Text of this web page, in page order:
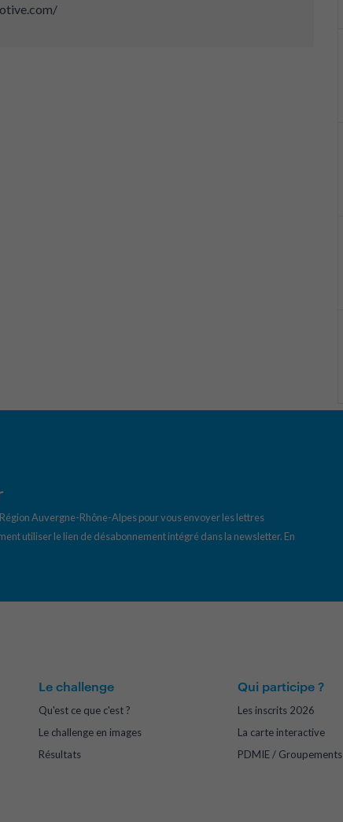
Auvergne-Rhône-Alpes pour vous envoyer les lettres
utiliser le lien de désabonnement intégré dans la newsletter. En
Le challenge
Qu'est ce que c'est ?
Le challenge en images
Résultats
Qui participe ?
Les inscrits 2026
La carte interactive
PDMIE / Groupements